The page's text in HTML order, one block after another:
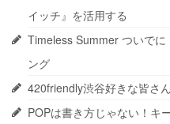
イッチ』を活用する
Timeless Summer ついでに
ング
420friendly渋谷好きな皆さ
POPは書き方じゃない！キ